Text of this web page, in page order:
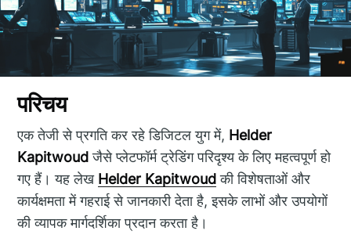
परिचय
एक तेजी से प्रगति कर रहे डिजिटल युग में, Helder
Kapitwoud जैसे प्लेटफॉर्म ट्रेडिंग परिदृश्य के लिए महत्वपूर्ण हो
गए हैं। यह लेख Helder Kapitwoud की विशेषताओं और
कार्यक्षमता में गहराई से जानकारी देता है, इसके लाभों और उपयोगों
की व्यापक मार्गदर्शिका प्रदान करता है।